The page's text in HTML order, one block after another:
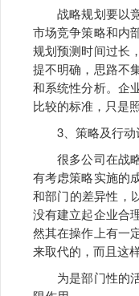
战略规划要以竞
市场竞争策略和内
规划预测时间过长
提不明确，思路不
和系统性分析。企
比较的标准，只是
3、策略及行动
很多公司在战略
有考虑策略实施的
和部门的差异性，
没有建立起企业合
然其在操作上有一
来取代的，而且这
为是部门性的活